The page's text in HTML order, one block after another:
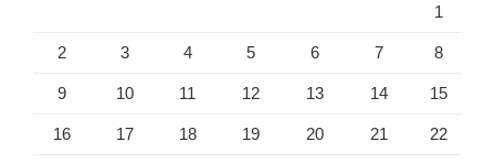
1
2 3 4 5 6 7 8
9 10 11 12 13 14 15
16 17 18 19 20 21 22